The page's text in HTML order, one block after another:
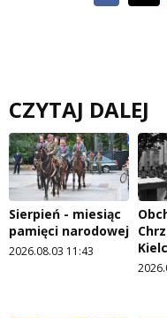
CZYTAJ DALEJ
Sierpień - miesiąc
pamięci narodowej
2026.08.03 11:43